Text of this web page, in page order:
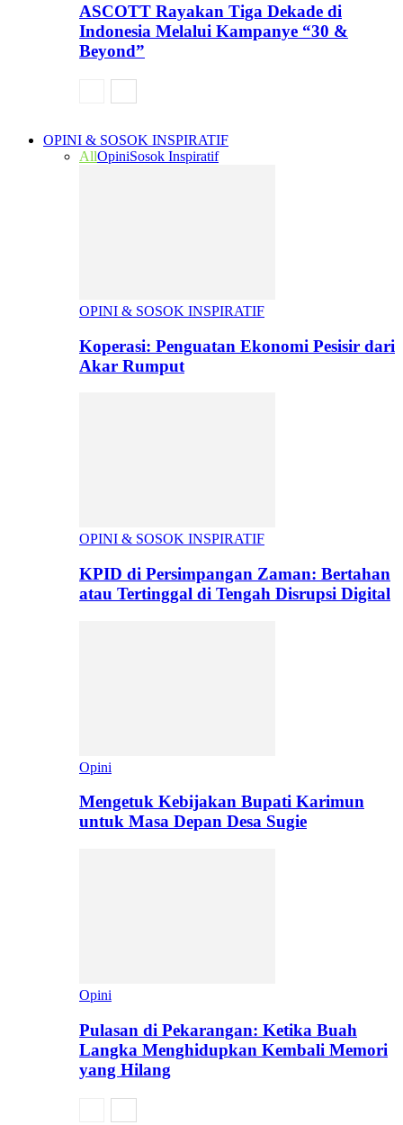
ASCOTT Rayakan Tiga Dekade di
Indonesia Melalui Kampanye “30 &
Beyond”
OPINI & SOSOK INSPIRATIF
AllOpiniSosok Inspiratif
OPINI & SOSOK INSPIRATIF
Koperasi: Penguatan Ekonomi Pesisir dari
Akar Rumput
OPINI & SOSOK INSPIRATIF
KPID di Persimpangan Zaman: Bertahan
atau Tertinggal di Tengah Disrupsi Digital
Opini
Mengetuk Kebijakan Bupati Karimun
untuk Masa Depan Desa Sugie
Opini
Pulasan di Pekarangan: Ketika Buah
Langka Menghidupkan Kembali Memori
yang Hilang